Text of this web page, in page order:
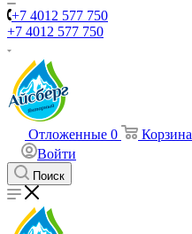
+7 4012 577 750
+7 4012 577 750
Отложенные 0 Корзина
Войти
Поиск